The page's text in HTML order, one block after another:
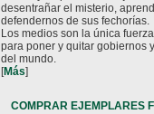
desentrañar el misterio,
defendernos de sus fechorías.
Los medios son la única
para poner y quitar gobiernos
del mundo.
[Más]
COMPRAR EJEMPLARES